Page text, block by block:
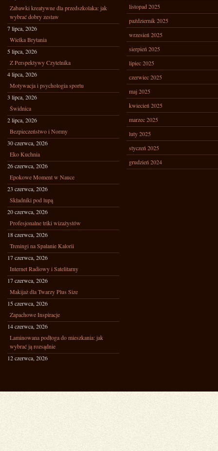
Zabawki kreatywne dla przedszkolaka: jak
wybrać dobry zestaw
7 lipca, 2026
Wielka Brytania
5 lipca, 2026
Z Perspektywy Czytelnika
4 lipca, 2026
Motywacja i psychologia sportu
3 lipca, 2026
Świdnica
2 lipca, 2026
Bezpieczeństwo i Normy
30 czerwca, 2026
Eko Kuchnia
26 czerwca, 2026
Epokowe Moment w Nauce
23 czerwca, 2026
Składniki pod lupą
20 czerwca, 2026
Profesjonalne triki wizażystów
18 czerwca, 2026
Treningi na Spalanie Kalorii
17 czerwca, 2026
Internet Radiowy i Satelitarny
17 czerwca, 2026
Makijaż dla Twarzy Plus Size
15 czerwca, 2026
Zapachowe Inspiracje
14 czerwca, 2026
Laminowana podłoga do mieszkania: jak
wybrać ją rozsądnie
12 czerwca, 2026
listopad 2025
październik 2025
wrzesień 2025
sierpień 2025
lipiec 2025
czerwiec 2025
maj 2025
kwiecień 2025
marzec 2025
luty 2025
styczeń 2025
grudzień 2024